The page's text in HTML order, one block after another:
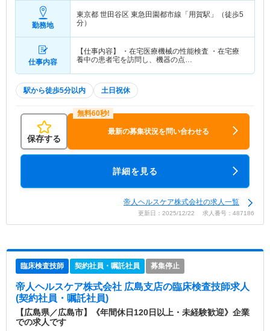
勤務地
東京都 世田谷区 東急田園都市線「用賀駅」（徒歩5
分）
仕事内容
【仕事内容】 ・在宅医療機械の性能検査 ・在宅療
養中の患者宅を訪問し、機器の点…
駅から徒歩5分以内 土日祝休
保存する
最新の募集状況を問い合わせる
詳細を見る
帝人ヘルスケア株式会社の求人一覧
更新日：2025/12/22 求人番号：487186
臨床検査技師 契約社員・嘱託社員 募集停止
帝人ヘルスケア株式会社 広島支店の臨床検査技師求人
(契約社員・嘱託社員)
【広島県／広島市】《年間休日120日以上・未経験歓迎》企業
での求人です